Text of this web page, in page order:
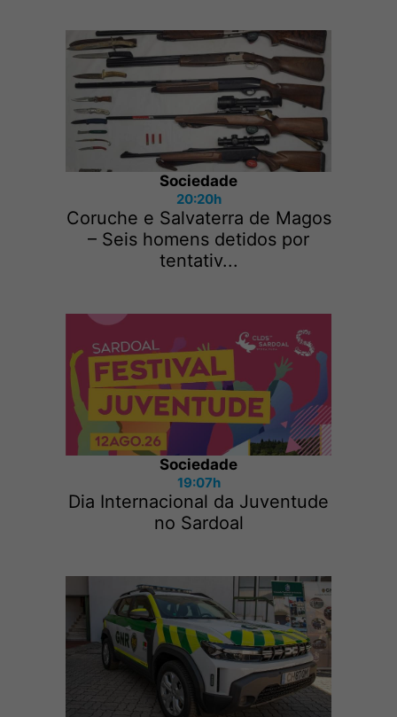
Sociedade
20:20h
Coruche e Salvaterra de Magos
– Seis homens detidos por
tentativ...
Sociedade
19:07h
Dia Internacional da Juventude
no Sardoal